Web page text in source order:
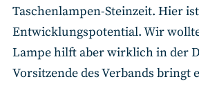
Taschenlampen-Steinzeit. Hier
Entwicklungspotential. Wir
Lampe hilft aber wirklich in der
Vorsitzende des Verbands bringt